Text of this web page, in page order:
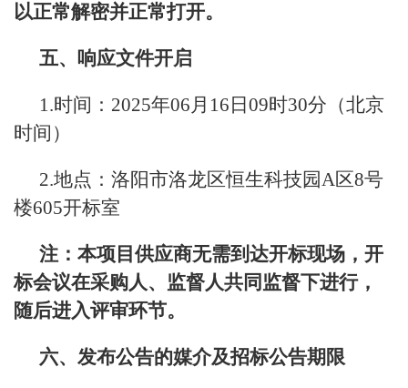
以正常解密并正常打开。
五、响应文件开启
1.时间：2025年06月16日09时30分（北京
时间）
2.地点：洛阳市洛龙区恒生科技园A区8号
楼605开标室
注：本项目供应商无需到达开标现场，开
标会议在采购人、监督人共同监督下进行，
随后进入评审环节。
六、发布公告的媒介及招标公告期限